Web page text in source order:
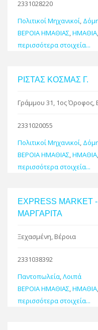
2331028220
Πολιτικοί Μηχανικοί,
ΒΕΡΟΙΑ ΗΜΑΘΙΑΣ,ΗΜΑΘΙΑ,
περισσότερα στοιχεία...
ΡΙΣΤΑΣ ΚΟΣΜΑΣ Γ.
Γράμμου 31, 1ος Όροφος,
2331020055
Πολιτικοί Μηχανικοί,
ΒΕΡΟΙΑ ΗΜΑΘΙΑΣ,ΗΜΑΘΙΑ,
περισσότερα στοιχεία...
EXPRESS
ΜΑΡΓΑΡΙΤΑ
Ξεχασμένη, Βέροια
2331038392
Παντοπωλεία,Λοιπά
ΒΕΡΟΙΑ ΗΜΑΘΙΑΣ,ΗΜΑΘΙΑ,
περισσότερα στοιχεία...